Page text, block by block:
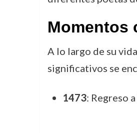
Momentos
A lo largo de su
significativos se
1473: Regreso